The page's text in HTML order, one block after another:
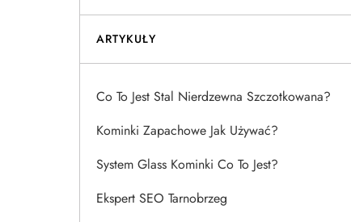
ARTYKUŁY
Co To Jest Stal Nierdzewna Szczotkowana?
Kominki Zapachowe Jak Używać?
System Glass Kominki Co To Jest?
Ekspert SEO Tarnobrzeg